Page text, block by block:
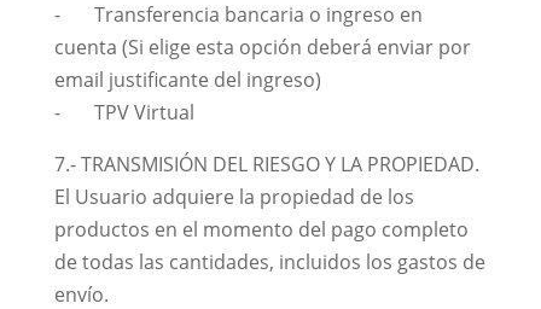
- Transferencia bancaria o ingreso en
cuenta (Si elige esta opción deberá enviar por
email justificante del ingreso)
- TPV Virtual
7.- TRANSMISIÓN DEL RIESGO Y LA PROPIEDAD.
El Usuario adquiere la propiedad de los
productos en el momento del pago completo
de todas las cantidades, incluidos los gastos de
envío.